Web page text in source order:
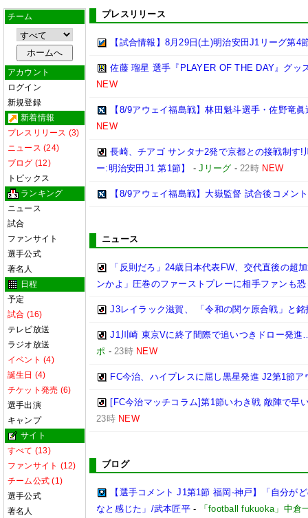
チーム
アカウント
ログイン
新規登録
新着情報
プレスリリース (3)
ニュース (24)
ブログ (12)
トピックス
ランキング
ニュース
試合
ファンサイト
選手公式
著名人
日程
予定
試合 (16)
テレビ放送
ラジオ放送
イベント (4)
誕生日 (4)
チケット発売 (6)
選手出演
キャンプ
サイト
すべて (13)
ファンサイト (12)
チーム公式 (1)
選手公式
著名人
プレスリリース
【試合情報】8月29日(土)明治安田J1リーグ第4
佐藤 瑠星 選手『PLAYER OF THE DAY』グッ
NEW
【8/9アウェイ福島戦】林田魁斗選手・佐野竜
NEW
長崎、チアゴ サンタナ2発で京都との接戦制す
ー:明治安田J1 第1節】
-Jリーグ -22時 NEW
【8/9アウェイ福島戦】大嶽監督 試合後コメント
ニュース
「反則だろ」24歳日本代表FW、交代直後の
ンかよ」圧巻のファーストプレーに相手ファンも恐
J3レイラック滋賀、 「令和の関ケ原合戦」と
J1川崎 東京Vに終了間際で追いつきドロー発
ポ -23時 NEW
FC今治、ハイプレスに屈し黒星発進 J2第1節
[FC今治マッチコラム]第1節いわき戦 敵陣で早
23時 NEW
ブログ
【選手コメント J1第1節 福岡-神戸】「自分が
なと感じた」/武本匠平- 「football fukuoka」中倉